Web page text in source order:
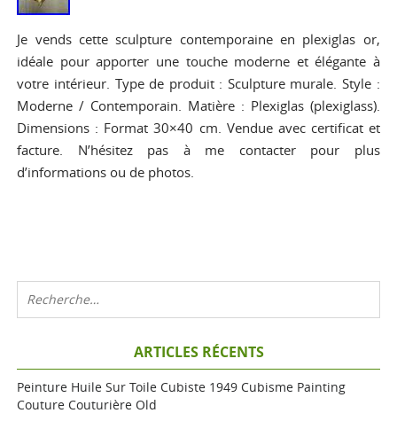
Je vends cette sculpture contemporaine en plexiglas or,
idéale pour apporter une touche moderne et élégante à
votre intérieur. Type de produit : Sculpture murale. Style :
Moderne / Contemporain. Matière : Plexiglas (plexiglass).
Dimensions : Format 30×40 cm. Vendue avec certificat et
facture. N’hésitez pas à me contacter pour plus
d’informations ou de photos.
ARTICLES RÉCENTS
Peinture Huile Sur Toile Cubiste 1949 Cubisme Painting
Couture Couturière Old